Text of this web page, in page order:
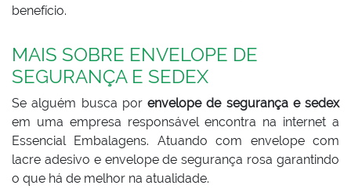
benefício.
MAIS SOBRE ENVELOPE DE
SEGURANÇA E SEDEX
Se alguém busca por envelope de segurança e sedex
em uma empresa responsável encontra na internet a
Essencial Embalagens. Atuando com envelope com
lacre adesivo e envelope de segurança rosa garantindo
o que há de melhor na atualidade.